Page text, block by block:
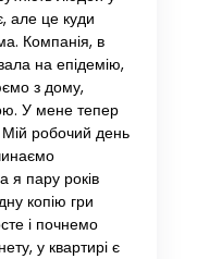
але це куди
Компанія, в
на епідемію,
з дому,
У мене тепер
Мій робочий день
я пару років
копію гри
і почнемо
у квартирі є